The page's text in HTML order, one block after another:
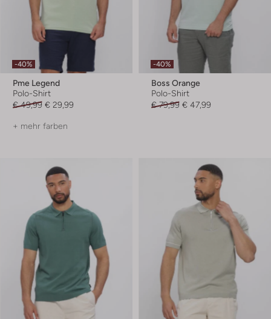
-40%
Pme Legend
Polo-Shirt
€ 49,99 € 29,99
+ mehr farben
-40%
Boss Orange
Polo-Shirt
€ 79,99 € 47,99